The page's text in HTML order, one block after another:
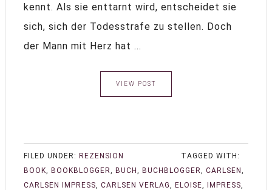
kennt. Als sie enttarnt wird, entscheidet sie
sich, sich der Todesstrafe zu stellen. Doch
der Mann mit Herz hat ...
VIEW POST
FILED UNDER: REZENSION
TAGGED WITH:
BOOK, BOOKBLOGGER, BUCH , BUCHBLOGGER, CARLSEN ,
CARLSEN IMPRESS, CARLSEN VERLAG, ELOISE, IMPRESS,